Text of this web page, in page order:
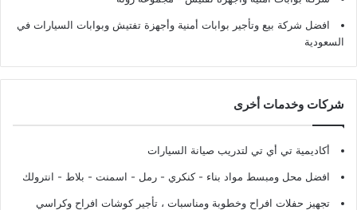
افضل شركة بيع وتأجير بوابات أمنية وأجهزة تفتيش وبوابات السيارات في
السعودية
شركات وخدمات أخرى
أكاديمية تي أي تي لتدريب صيانة السيارات
افضل محل ومبسط مواد بناء - كنكري - رمل - اسمنت - بلاط - انترولك
تجهيز حفلات افراح وخطوبة ومناسبات ، تأجير كوشات افراح وكراسي